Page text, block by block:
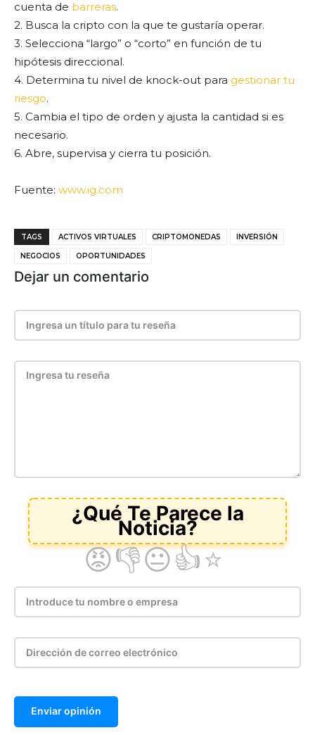
cuenta de barreras.
2. Busca la cripto con la que te gustaría operar.
3. Selecciona “largo” o “corto” en función de tu
hipótesis direccional.
4. Determina tu nivel de knock-out para gestionar tu
riesgo.
5. Cambia el tipo de orden y ajusta la cantidad si es
necesario.
6. Abre, supervisa y cierra tu posición.
Fuente: www.ig.com
TAGS ACTIVOS VIRTUALES CRIPTOMONEDAS INVERSIÓN
NEGOCIOS OPORTUNIDADES
Dejar un comentario
Enviar opinión